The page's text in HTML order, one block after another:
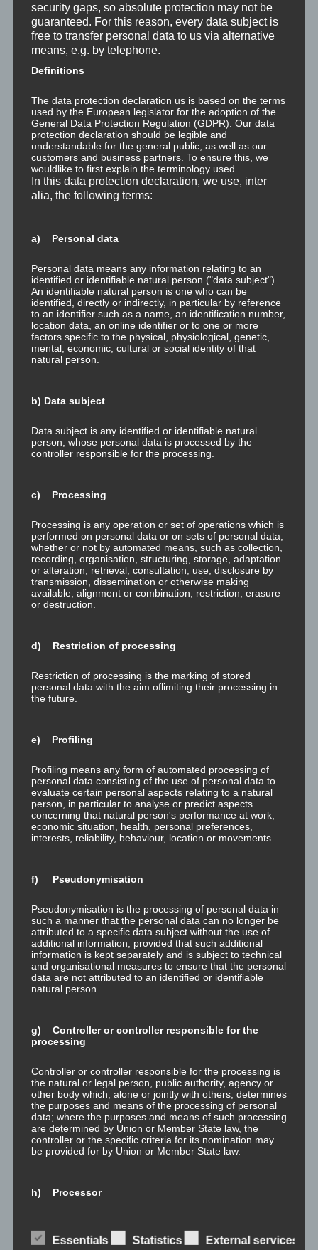
Das Missbrauchsopfer verfällt in Panik, wenn es nur daran denkt
sich doch vom Täter zu trennen. Es wird den Täter sogar
verteidigen, sollte von außen etwas wie Hilfe kommen. Denn der
einzige Lebenszweck des missbrauchten Individuums ist es
geworden zu versuchen dem Missbrauch zu entgehen. Da darf
keine neue Situation zugelassen werden.
Auch verdrängte Ereignisse aus der Kindheit sind ein nahezu
eindeutiger Hinweis auf Missbrauch. Eine verdrängte
Zahnspange – “Nein, ich habe nie eine Zahnspange gehabt, das
wäre demütigend gewesen!” – sagt ganz direkt aus, dass
Demütigung ein zentraler Bestandteil des Missbrauchs in diesem
Alter war. Jeder braucht nur hinhören und diesen
aufzuzeigen. Aber wenn der Missbrauch nach wie vor besteht,
oder durch einen Partner im Erwachsenenalter neu abgedeckt
wird, wird der Blinde Fleck diese Information einfach verdrängen.
Dennoch sind das alles harte Indizien für das Vorliegen durchaus
schweren Missbrauchs.
Seelischer Missbrauch
Emotionaler Missbrauch zeichnet sich durch ein
Kritik, Manipulation und weiteren ähnlichen
Ungleichgewicht zwischen Täter und Opfer. Der
Täter ist in einer übergeordneten Position und
Die Folgen des emotionalen Missbrauchs sind
denen der anderen Missbrauchsformen
(körperlich, sexuell) relativ ähnlich. Bei Kindern
und Jugendlichen kann es zu schweren
nicht lernt, mit ihnen umzugehen, kann es zu
schweren emotionalen Folgen kommen.
Menschen und vor allem Bezugspersonen zu
fürchten.
— Blütenstille zuEmotionalem Missbrauch
Was gibt es dazu noch zu sagen? Seelischer Missbrauch führt
dazu, dass das Opfer nicht mehr in der Lage ist sich selbst so
viel zu vertrauen, um selbst auszusteigen oder Hilfe
anzunehmen.
Schafft es den Ausstieg, so ist viel Unterstützung von außen
erforderlich um essenzielle Dinge wie Selbstwahrnehmung
Selbstwert, Selbstvertrauen und Selbstliebe aufzubauen.
Konklusio
Wenn ihr jemanden kennt, der in einer solchen
Missbrauchssituation gefangen ist, dann vergesst es etwas zu
dieser Person zu sagen. Das ist nur das Waschen der Hände in
Unschuld von Pontius Pilatus. Diese Person kann sich nicht
erlauben diese Worte sinnerfassend zu verstehen.
Wenn es euch ein Anliegen ist: handelt!
Aber Vorsicht. Das Opfer wird den Täter schützen, um zu
PSYCHOLOGIE
security gaps, so absolute protection may not be
guaranteed. For this reason, every data subject is
free to transfer personal data to us via alternative
means, e.g. by telephone.
Definitions
The data protection declaration us is based on the terms
used by the European legislator for the adoption of the
General Data Protection Regulation (GDPR). Our data
protection declaration should be legible and
understandable for the general public, as well as our
customers and business partners. To ensure this, we
wouldlike to first explain the terminology used.
In this data protection declaration, we use, inter
alia, the following terms:
a) Personal data
Personal data means any information relating to an
identified or identifiable natural person ("data subject").
An identifiable natural person is one who can be
identified, directly or indirectly, in particular by reference
to an identifier such as a name, an identification number,
location data, an online identifier or to one or more
factors specific to the physical, physiological, genetic,
mental, economic, cultural or social identity of that
natural person.
b) Data subject
Data subject is any identified or identifiable natural
person, whose personal data is processed by the
controller responsible for the processing.
c) Processing
Processing is any operation or set of operations which is
performed on personal data or on sets of personal data,
whether or not by automated means, such as collection,
recording, organisation, structuring, storage, adaptation
or alteration, retrieval, consultation, use, disclosure by
transmission, dissemination or otherwise making
available, alignment or combination, restriction, erasure
or destruction.
d) Restriction of processing
Restriction of processing is the marking of stored
personal data with the aim oflimiting their processing in
the future.
e) Profiling
Profiling means any form of automated processing of
personal data consisting of the use of personal data to
evaluate certain personal aspects relating to a natural
person, in particular to analyse or predict aspects
concerning that natural person's performance at work,
economic situation, health, personal preferences,
interests, reliability, behaviour, location or movements.
f) Pseudonymisation
Pseudonymisation is the processing of personal data in
such a manner that the personal data can no longer be
attributed to a specific data subject without the use of
additional information, provided that such additional
information is kept separately and is subject to technical
and organisational measures to ensure that the personal
data are not attributed to an identified or identifiable
natural person.
g) Controller or controller responsible for the
processing
Controller or controller responsible for the processing is
the natural or legal person, public authority, agency or
other body which, alone or jointly with others, determines
the purposes and means of the processing of personal
data; where the purposes and means of such processing
are determined by Union or Member State law, the
controller or the specific criteria for its nomination may
be provided for by Union or Member State law.
h) Processor
agency or other body which processes personal data on
behalf of the controller.
Essentials Statistics External services